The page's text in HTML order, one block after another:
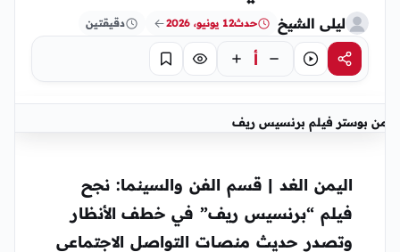
ليلى الشيخ حدث12 يونيو، 2026 دقيقتين
مشاركةاستماع أ تركيز حفظ
من بوستر فيلم برنسيس ريف
اليمن الغد | قسم الفن والسينما: نجح
فيلم “برنسيس ريف” في خطف الأنظار
وتصدر حديث منصات التواصل الاجتماعي